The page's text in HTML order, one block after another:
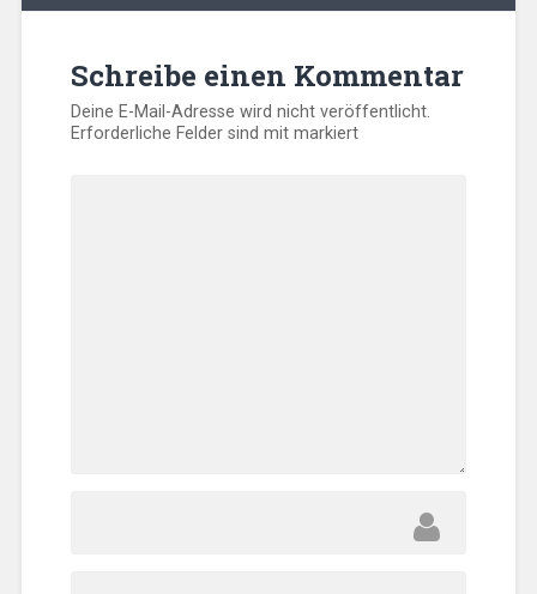
Schreibe einen Kommentar
Deine E-Mail-Adresse wird nicht veröffentlicht.
Erforderliche Felder sind mitmarkiert